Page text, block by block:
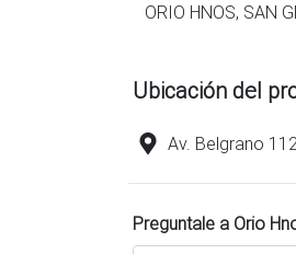
ORIO HNOS, SAN
Ubicación del
Av. Belgrano
Preguntale a Orio